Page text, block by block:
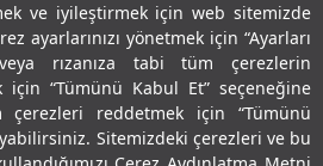
ve iyileştirmek için web sitemizde
ayarlarınızı yönetmek için “Ayarları
rızanıza tabi tüm çerezlerin
için “Tümünü Kabul Et” seçeneğine
çerezleri reddetmek için “Tümünü
Sitemizdeki çerezleri ve bu